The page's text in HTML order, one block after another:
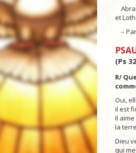
et
–
(Ps
R/
Oui,
il est
Il
la
Dieu
qui